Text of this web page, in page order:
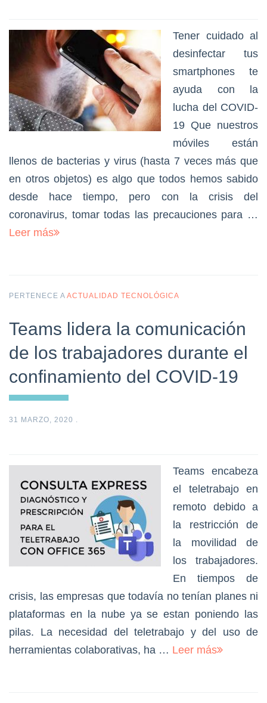
Tener cuidado al
desinfectar tus
smartphones te
ayuda con la
lucha del COVID-
19 Que nuestros
móviles están
llenos de bacterias y virus (hasta 7 veces más que
en otros objetos) es algo que todos hemos sabido
desde hace tiempo, pero con la crisis del
coronavirus, tomar todas las precauciones para …
Leer más
PERTENECE A ACTUALIDAD TECNOLÓGICA
Teams lidera la comunicación
de los trabajadores durante el
confinamiento del COVID-19
31 MARZO, 2020 .
Teams encabeza
el teletrabajo en
remoto debido a
la restricción de
la movilidad de
los trabajadores.
En tiempos de
crisis, las empresas que todavía no tenían planes ni
plataformas en la nube ya se estan poniendo las
pilas. La necesidad del teletrabajo y del uso de
herramientas colaborativas, ha … Leer más